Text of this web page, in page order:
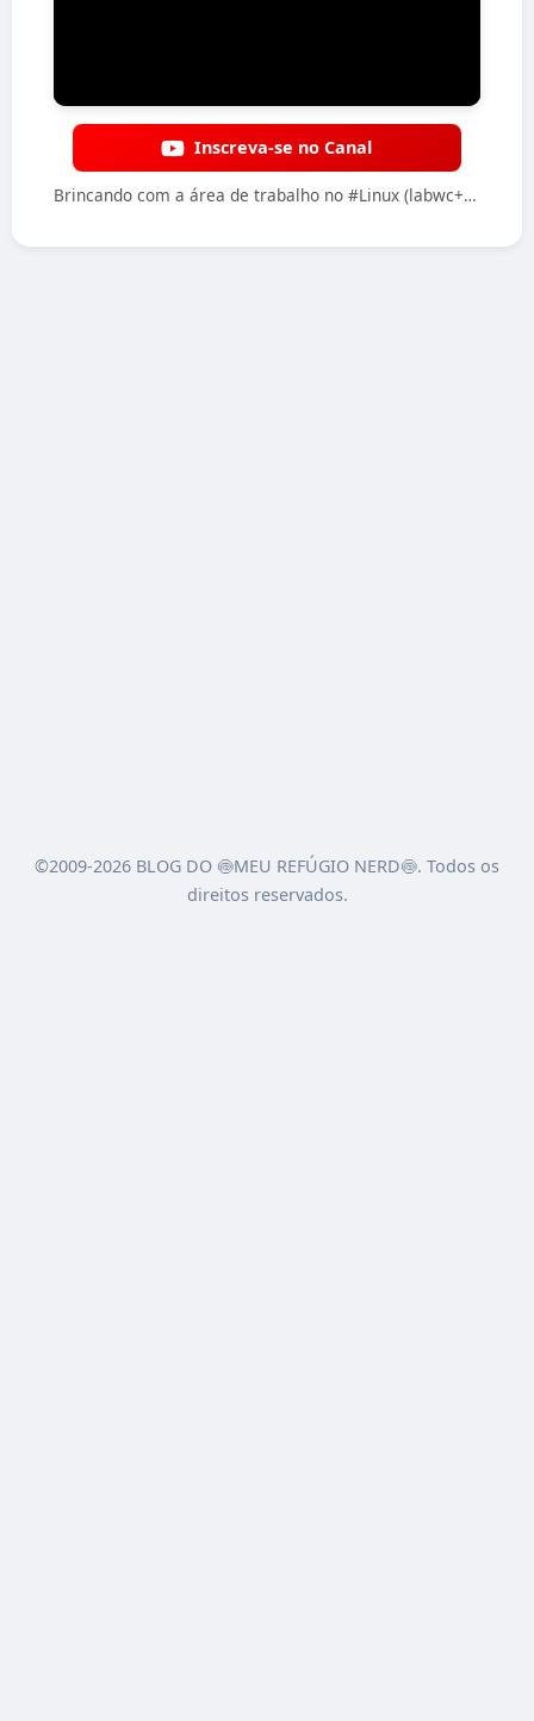
Inscreva-se no Canal
Brincando com a área de trabalho no #Linux (labwc+lxqt,etc...) #fun #fyp #foryou
©2009-2026 BLOG DO 🍥MEU REFÚGIO NERD🍥. Todos os
direitos reservados.